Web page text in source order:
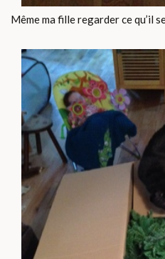
Même ma fille regarder ce qu’il